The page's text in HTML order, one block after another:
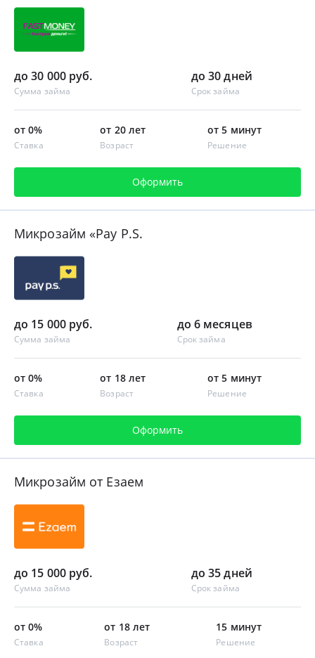
до 30 000 руб.
Сумма займа
до 30 дней
Срок займа
от 0%
Ставка
от 20 лет
Возраст
от 5 минут
Решение
Оформить
Микрозайм «Pay P.S.
до 15 000 руб.
Сумма займа
до 6 месяцев
Срок займа
от 0%
Ставка
от 18 лет
Возраст
от 5 минут
Решение
Оформить
Микрозайм от Езаем
до 15 000 руб.
Сумма займа
до 35 дней
Срок займа
от 0%
Ставка
от 18 лет
Возраст
15 минут
Решение